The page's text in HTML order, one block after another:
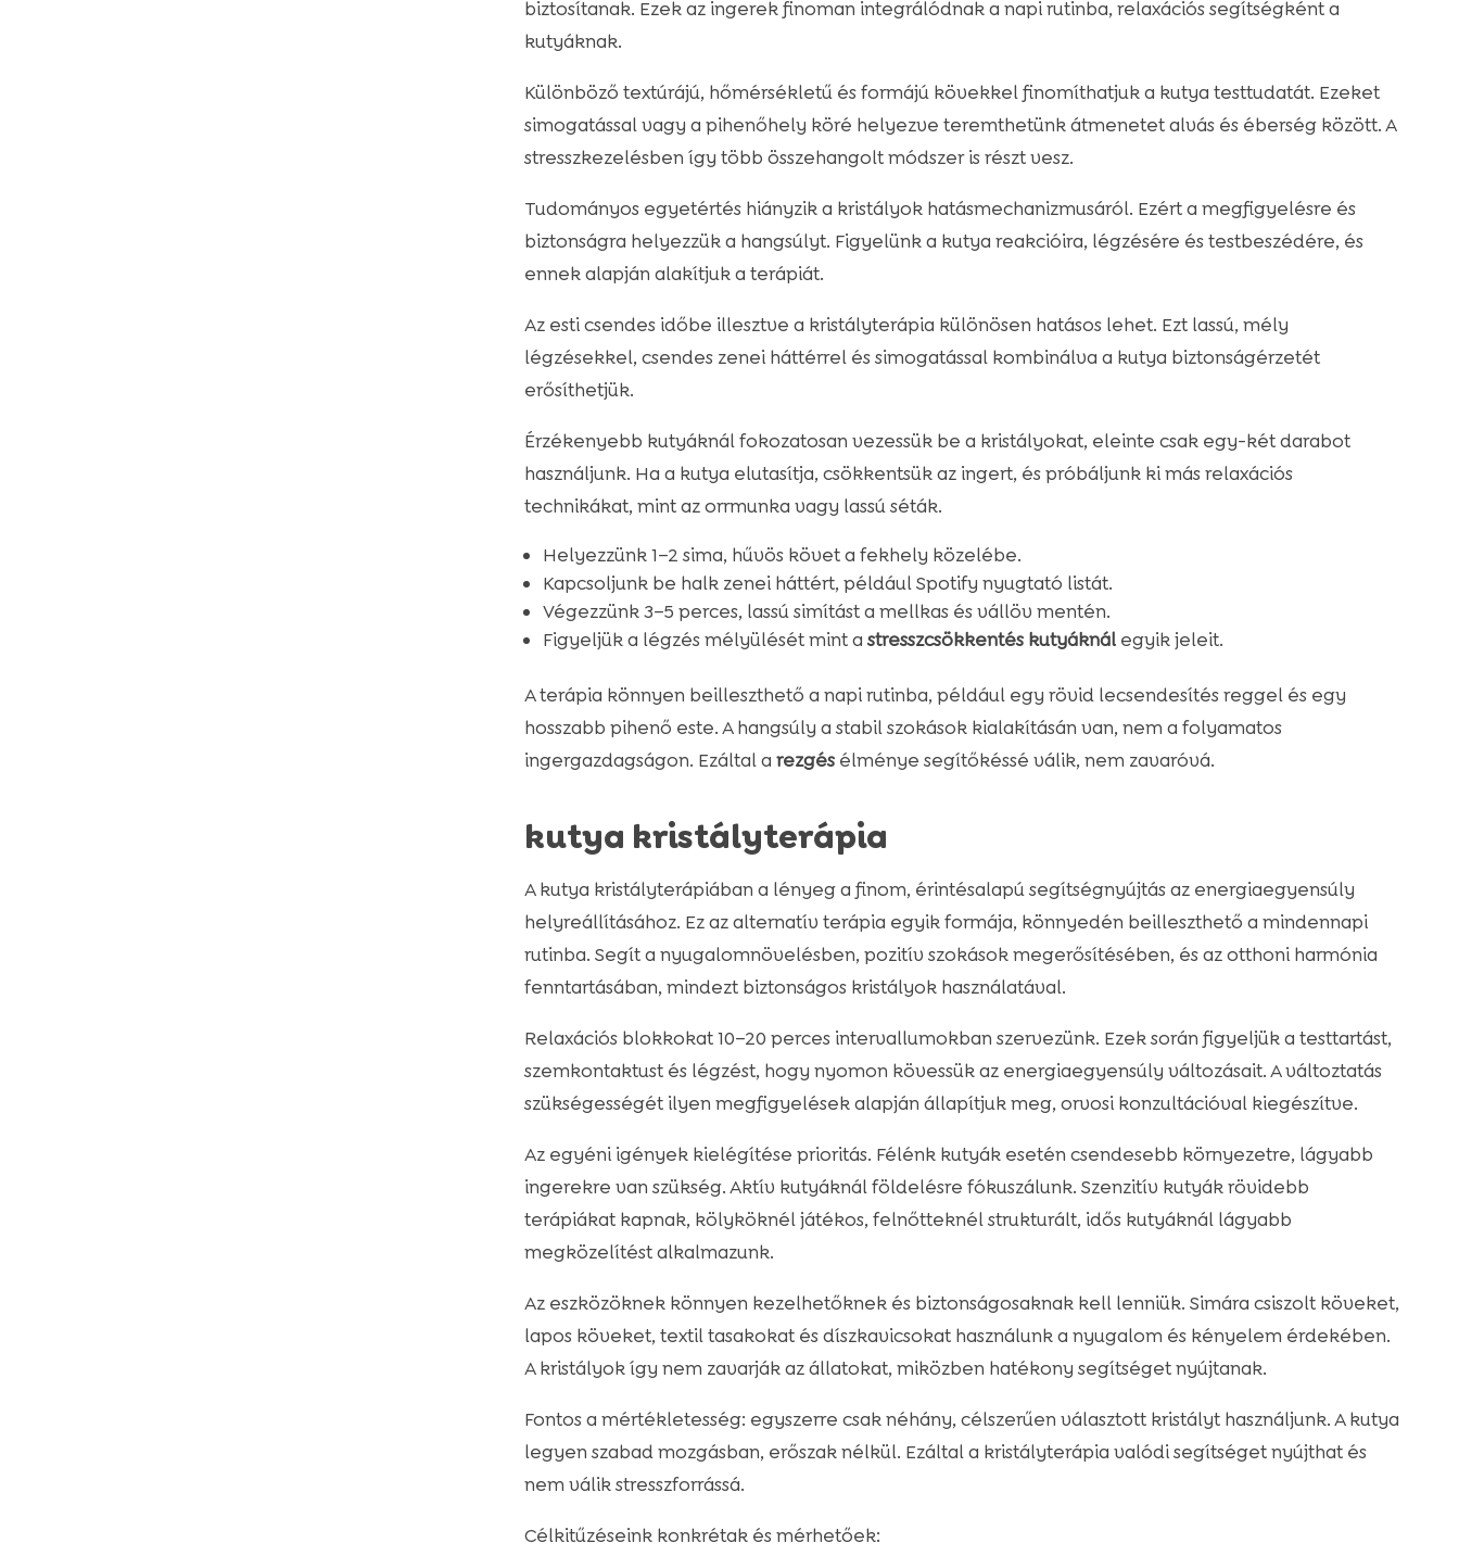
biztosítanak. Ezek az ingerek finoman integrálódnak a napi rutinba, relaxációs segítségként a
kutyáknak.
Különböző textúrájú, hőmérsékletű és formájú kövekkel finomíthatjuk a kutya testtudatát. Ezeket
simogatással vagy a pihenőhely köré helyezve teremthetünk átmenetet alvás és éberség között. A
stresszkezelésben így több összehangolt módszer is részt vesz.
Tudományos egyetértés hiányzik a kristályok hatásmechanizmusáról. Ezért a megfigyelésre és
biztonságra helyezzük a hangsúlyt. Figyelünk a kutya reakcióira, légzésére és testbeszédére, és
ennek alapján alakítjuk a terápiát.
Az esti csendes időbe illesztve a kristályterápia különösen hatásos lehet. Ezt lassú, mély
légzésekkel, csendes zenei háttérrel és simogatással kombinálva a kutya biztonságérzetét
erősíthetjük.
Érzékenyebb kutyáknál fokozatosan vezessük be a kristályokat, eleinte csak egy-két darabot
használjunk. Ha a kutya elutasítja, csökkentsük az ingert, és próbáljunk ki más relaxációs
technikákat, mint az orrmunka vagy lassú séták.
Helyezzünk 1–2 sima, hűvös követ a fekhely közelébe.
Kapcsoljunk be halk zenei háttért, például Spotify nyugtató listát.
Végezzünk 3–5 perces, lassú simítást a mellkas és vállöv mentén.
Figyeljük a légzés mélyülését mint a stresszcsökkentés kutyáknálegyik jeleit.
A terápia könnyen beilleszthető a napi rutinba, például egy rövid lecsendesítés reggel és egy
hosszabb pihenő este. A hangsúly a stabil szokások kialakításán van, nem a folyamatos
ingergazdagságon. Ezáltal a rezgésélménye segítőkéssé válik, nem zavaróvá.
kutya kristályterápia
A kutya kristályterápiában a lényeg a finom, érintésalapú segítségnyújtás az energiaegyensúly
helyreállításához. Ez az alternatív terápia egyik formája, könnyedén beilleszthető a mindennapi
rutinba. Segít a nyugalomnövelésben, pozitív szokások megerősítésében, és az otthoni harmónia
fenntartásában, mindezt biztonságos kristályok használatával.
Relaxációs blokkokat 10–20 perces intervallumokban szervezünk. Ezek során figyeljük a testtartást,
szemkontaktust és légzést, hogy nyomon kövessük az energiaegyensúly változásait. A változtatás
szükségességét ilyen megfigyelések alapján állapítjuk meg, orvosi konzultációval kiegészítve.
Az egyéni igények kielégítése prioritás. Félénk kutyák esetén csendesebb környezetre, lágyabb
ingerekre van szükség. Aktív kutyáknál földelésre fókuszálunk. Szenzitív kutyák rövidebb
terápiákat kapnak, kölyköknél játékos, felnőtteknél strukturált, idős kutyáknál lágyabb
megközelítést alkalmazunk.
Az eszközöknek könnyen kezelhetőknek és biztonságosaknak kell lenniük. Simára csiszolt köveket,
lapos köveket, textil tasakokat és díszkavicsokat használunk a nyugalom és kényelem érdekében.
A kristályok így nem zavarják az állatokat, miközben hatékony segítséget nyújtanak.
Fontos a mértékletesség: egyszerre csak néhány, célszerűen választott kristályt használjunk. A kutya
legyen szabad mozgásban, erőszak nélkül. Ezáltal a kristályterápia valódi segítséget nyújthat és
nem válik stresszforrássá.
Célkitűzéseink konkrétak és mérhetőek: